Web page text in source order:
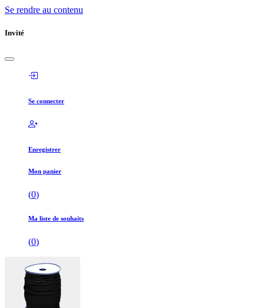
Se rendre au contenu
Invité
Se connecter
Enregistrer
Mon panier
(0)
Ma liste de souhaits
(0)